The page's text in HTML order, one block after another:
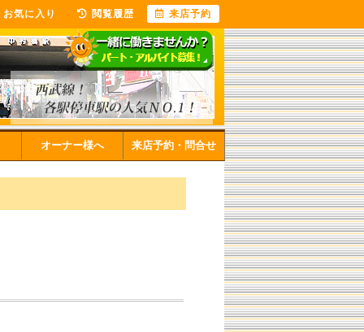
オーナー様へ 来店予約・問合せ
お気に入り 閲覧履歴 来店予約